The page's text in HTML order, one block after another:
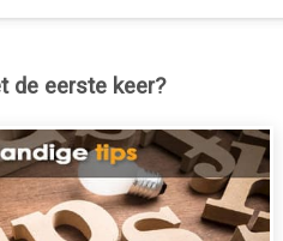
de eerste keer?